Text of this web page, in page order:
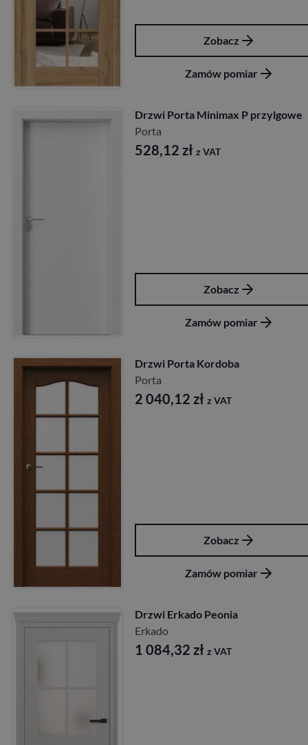
Zobacz
Zamów pomiar
Drzwi Porta Minimax P przylgowe
Porta
528,12 zł z VAT
Zobacz
Zamów pomiar
Drzwi Porta Kordoba
Porta
2 040,12 zł z VAT
Zobacz
Zamów pomiar
Drzwi Erkado Peonia
Erkado
1 084,32 zł z VAT